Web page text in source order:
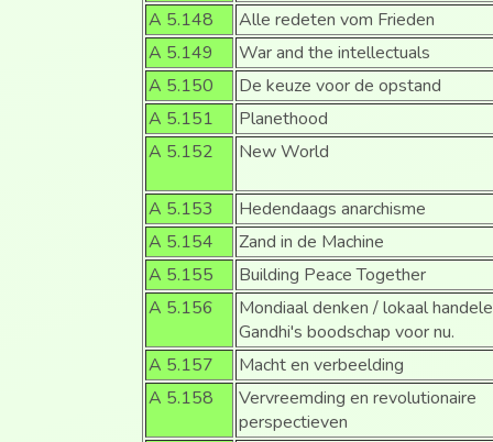
A 5.148
Alle redeten vom Frieden
A 5.149
War and the intellectuals
A 5.150
De keuze voor de opstand
A 5.151
Planethood
A 5.152
New World
A 5.153
Hedendaags anarchisme
A 5.154
Zand in de Machine
A 5.155
Building Peace Together
A 5.156
Mondiaal denken / lokaal
Gandhi's boodschap voor nu.
A 5.157
Macht en verbeelding
A 5.158
Vervreemding en revolutionaire
perspectieven